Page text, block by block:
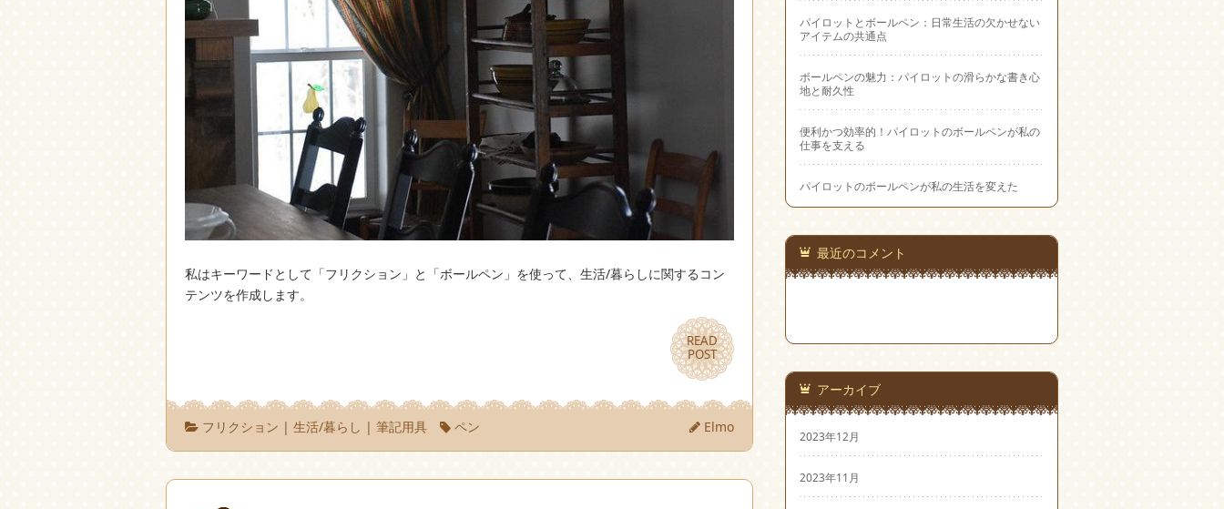
私はキーワードとして「フリクション」と「ボールペン」を使って、生活/暮らしに関するコン
テンツを作成します。
READ
POST
READ
POST
フリクション |生活/暮らし | 筆記用具 ペン Elmo
パイロットとボールペン：日常生活の欠かせない
アイテムの共通点
ボールペンの魅力：パイロットの滑らかな書き心
地と耐久性
便利かつ効率的！パイロットのボールペンが私の
仕事を支える
パイロットのボールペンが私の生活を変えた
最近のコメント
アーカイブ
2023年12月
2023年11月